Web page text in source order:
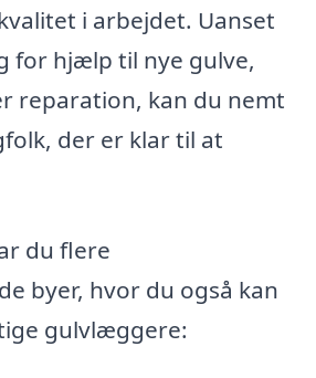
i arbejdet. Uanset
for hjælp til nye gulve,
reparation, kan du nemt
der er klar til at
du flere
byer, hvor du også kan
gulvlæggere: